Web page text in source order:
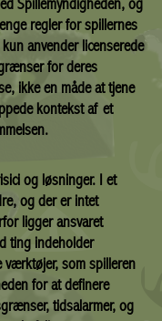
Spillemyndigheden, og
regler for spillernes
anvender licenserede
for deres
ikke en måde at tjene
kontekst af et
og løsninger. I et
og der er intet
ligger ansvaret
ting indeholder
værktøjer, som spilleren
for at definere
tidsalarmer, og